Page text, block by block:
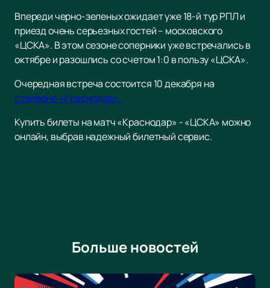
Впереди черно-зеленых ожидает уже 18-й тур РПЛ и
приезд очень серьезных гостей – московского
«ЦСКА». В этом сезоне соперники уже встречались в
октябре и разошлись со счетом 1:0 в пользу «ЦСКА».
Очередная встреча состоится 10 декабря на
стадионе «Краснодар».
Купить билеты на матч «Краснодар» - «ЦСКА» можно
онлайн, выбрав надежный билетный сервис.
Больше новостей